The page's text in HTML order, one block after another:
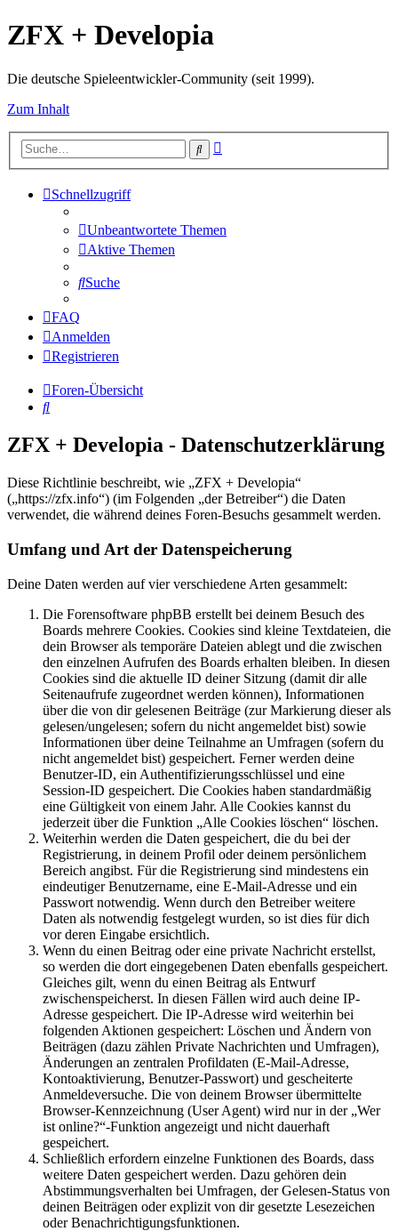
ZFX + Developia
Die deutsche Spieleentwickler-Community (seit 1999).
Zum Inhalt
Suche
Schnellzugriff
Unbeantwortete Themen
Aktive Themen
Suche
FAQ
Anmelden
Registrieren
Foren-Übersicht
Suche
ZFX + Developia - Datenschutzerklärung
Diese Richtlinie beschreibt, wie „ZFX + Developia“
(„https://zfx.info“) (im Folgenden „der Betreiber“) die Daten
verwendet, die während deines Foren-Besuchs gesammelt werden.
Umfang und Art der Datenspeicherung
Deine Daten werden auf vier verschiedene Arten gesammelt:
Die Forensoftware phpBB erstellt bei deinem Besuch des
Boards mehrere Cookies. Cookies sind kleine Textdateien, die
dein Browser als temporäre Dateien ablegt und die zwischen
den einzelnen Aufrufen des Boards erhalten bleiben. In diesen
Cookies sind die aktuelle ID deiner Sitzung (damit dir alle
Seitenaufrufe zugeordnet werden können), Informationen
über die von dir gelesenen Beiträge (zur Markierung dieser als
gelesen/ungelesen; sofern du nicht angemeldet bist) sowie
Informationen über deine Teilnahme an Umfragen (sofern du
nicht angemeldet bist) gespeichert. Ferner werden deine
Benutzer-ID, ein Authentifizierungsschlüssel und eine
Session-ID gespeichert. Die Cookies haben standardmäßig
eine Gültigkeit von einem Jahr. Alle Cookies kannst du
jederzeit über die Funktion „Alle Cookies löschen“ löschen.
Weiterhin werden die Daten gespeichert, die du bei der
Registrierung, in deinem Profil oder deinem persönlichem
Bereich angibst. Für die Registrierung sind mindestens ein
eindeutiger Benutzername, eine E-Mail-Adresse und ein
Passwort notwendig. Wenn durch den Betreiber weitere
Daten als notwendig festgelegt wurden, so ist dies für dich
vor deren Eingabe ersichtlich.
Wenn du einen Beitrag oder eine private Nachricht erstellst,
so werden die dort eingegebenen Daten ebenfalls gespeichert.
Gleiches gilt, wenn du einen Beitrag als Entwurf
zwischenspeicherst. In diesen Fällen wird auch deine IP-
Adresse gespeichert. Die IP-Adresse wird weiterhin bei
folgenden Aktionen gespeichert: Löschen und Ändern von
Beiträgen (dazu zählen Private Nachrichten und Umfragen),
Änderungen an zentralen Profildaten (E-Mail-Adresse,
Kontoaktivierung, Benutzer-Passwort) und gescheiterte
Anmeldeversuche. Die von deinem Browser übermittelte
Browser-Kennzeichnung (User Agent) wird nur in der „Wer
ist online?“-Funktion angezeigt und nicht dauerhaft
gespeichert.
Schließlich erfordern einzelne Funktionen des Boards, dass
weitere Daten gespeichert werden. Dazu gehören dein
Abstimmungsverhalten bei Umfragen, der Gelesen-Status von
deinen Beiträgen oder explizit von dir gesetzte Lesezeichen
oder Benachrichtigungsfunktionen.